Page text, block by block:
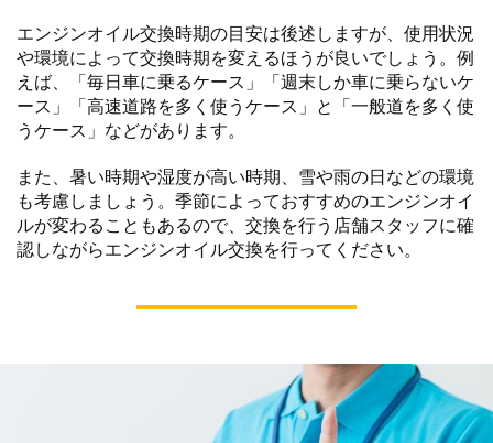
エンジンオイル交換時期の目安は後述しますが、使用状況
や環境によって交換時期を変えるほうが良いでしょう。例
えば、「毎日車に乗るケース」「週末しか車に乗らないケ
ース」「高速道路を多く使うケース」と「一般道を多く使
うケース」などがあります。
また、暑い時期や湿度が高い時期、雪や雨の日などの環境
も考慮しましょう。季節によっておすすめのエンジンオイ
ルが変わることもあるので、交換を行う店舗スタッフに確
認しながらエンジンオイル交換を行ってください。